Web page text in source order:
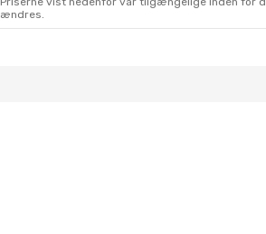
ændres.